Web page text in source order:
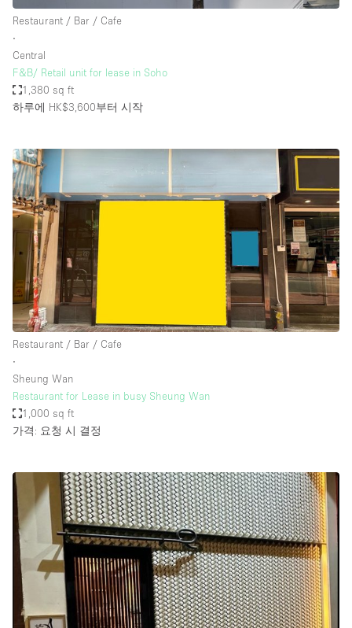
Restaurant / Bar / Cafe
∙
Central
F&B/ Retail unit for lease in Soho
1,380 sq ft
하루에 HK$3,600부터 시작
Restaurant / Bar / Cafe
∙
Sheung Wan
Restaurant for Lease in busy Sheung Wan
1,000 sq ft
가격: 요청 시 결정